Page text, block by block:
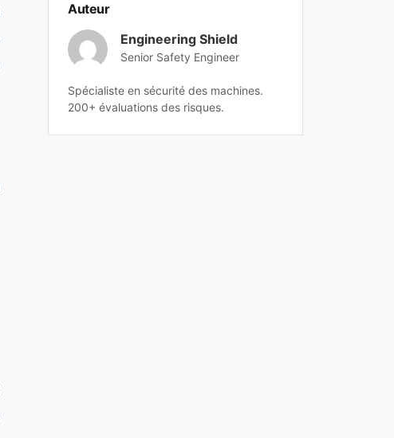
Auteur
Engineering Shield
Senior Safety Engineer
Spécialiste en sécurité des machines.
200+ évaluations des risques.